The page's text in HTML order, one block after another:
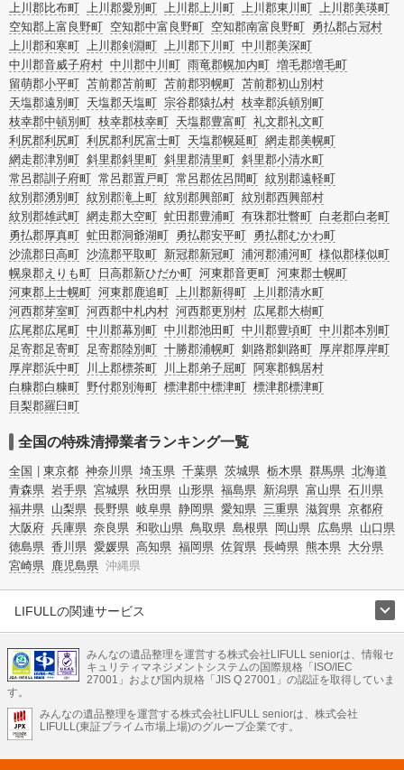
上川郡比布町 上川郡愛別町 上川郡上川町 上川郡東川町 上川郡美瑛町
空知郡上富良野町 空知郡中富良野町 空知郡南富良野町 勇払郡占冠村
上川郡和寒町 上川郡剣淵町 上川郡下川町 中川郡美深町
中川郡音威子府村 中川郡中川町 雨竜郡幌加内町 増毛郡増毛町
留萌郡小平町 苫前郡苫前町 苫前郡羽幌町 苫前郡初山別村
天塩郡遠別町 天塩郡天塩町 宗谷郡猿払村 枝幸郡浜頓別町
枝幸郡中頓別町 枝幸郡枝幸町 天塩郡豊富町 礼文郡礼文町
利尻郡利尻町 利尻郡利尻富士町 天塩郡幌延町 網走郡美幌町
網走郡津別町 斜里郡斜里町 斜里郡清里町 斜里郡小清水町
常呂郡訓子府町 常呂郡置戸町 常呂郡佐呂間町 紋別郡遠軽町
紋別郡湧別町 紋別郡滝上町 紋別郡興部町 紋別郡西興部村
紋別郡雄武町 網走郡大空町 虻田郡豊浦町 有珠郡壮瞥町 白老郡白老町
勇払郡厚真町 虻田郡洞爺湖町 勇払郡安平町 勇払郡むかわ町
沙流郡日高町 沙流郡平取町 新冠郡新冠町 浦河郡浦河町 様似郡様似町
幌泉郡えりも町
日高郡新ひだか町 河東郡音更町 河東郡士幌町
河東郡上士幌町 河東郡鹿追町 上川郡新得町 上川郡清水町
河西郡芽室町 河西郡中札内村 河西郡更別村 広尾郡大樹町
広尾郡広尾町 中川郡幕別町 中川郡池田町 中川郡豊頃町 中川郡本別町
足寄郡足寄町 足寄郡陸別町 十勝郡浦幌町 釧路郡釧路町 厚岸郡厚岸町
厚岸郡浜中町
川上郡標茶町 川上郡弟子屈町 阿寒郡鶴居村
白糠郡白糠町 野付郡別海町 標津郡中標津町 標津郡標津町
目梨郡羅臼町
全国の特殊清掃業者ランキング一覧
全国 東京都 神奈川県 埼玉県 千葉県 茨城県 栃木県 群馬県 北海道
青森県 岩手県 宮城県 秋田県 山形県 福島県 新潟県 富山県 石川県
福井県 山梨県 長野県 岐阜県 静岡県 愛知県 三重県 滋賀県 京都府
大阪府 兵庫県 奈良県 和歌山県 鳥取県 島根県 岡山県 広島県 山口県
徳島県 香川県 愛媛県 高知県 福岡県 佐賀県 長崎県 熊本県 大分県
宮崎県 鹿児島県 沖縄県
LIFULLの関連サービス
不動産・住宅
引越し 老人ホーム 地方創生 ママの就労支援
不動産クラウドファンディング 遺品整理 老後の暮らし情報
LIFULL HOME'Sのサービス
不動産・住宅
不動産査定 マンション専門売却査定 不動産投資 アドバイザー
みんなの遺品整理を運営する株式会社LIFULL seniorは、情報セ
キュリティマネジメントシステムの国際規格「ISO/IEC
27001」および国内規格「JIS Q 27001」の認証を取得していま
す。
みんなの遺品整理を運営する株式会社LIFULL seniorは、株式会社
LIFULL(東証プライム市場上場)のグループ企業です。